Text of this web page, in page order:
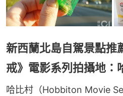
新西蘭北島自駕景點推
戒》電影系列拍攝地：
哈比村（Hobbiton Movie